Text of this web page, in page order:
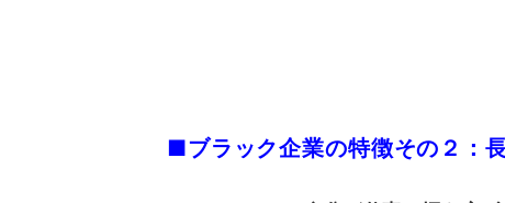
■ブラック企業の特徴その２：